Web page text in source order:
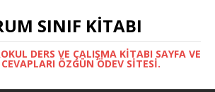
SINIF KITABI
DERS VE ÇALIŞMA KITABI SAYFA VE
ÖZGÜN ÖDEV SITESI.